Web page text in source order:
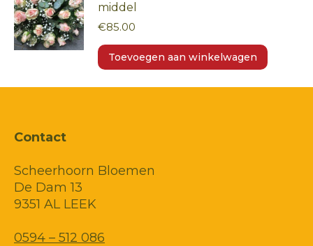
middel
€85.00
Toevoegen aan winkelwagen
Contact
Scheerhoorn Bloemen
De Dam 13
9351 AL LEEK
0594 – 512 086